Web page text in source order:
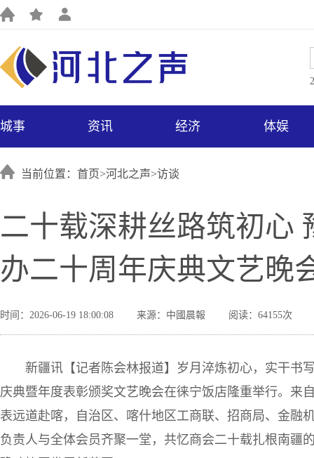
城事 资讯 经济 体娱
当前位置：首页>河北之声>访谈
二十载深耕丝路筑初心
办二十周年庆典文艺晚
时间：2026-06-19 18:00:08 来源：中國晨報 阅读：64155次
新疆讯【记者陈会林报道】岁月淬炼初心，实干书
庆典暨年度表彰颁奖文艺晚会在徕宁饭店隆重举行。来
表远道赴喀，自治区、喀什地区工商联、招商局、金融
负责人与全体会员齐聚一堂，共忆商会二十载扎根南疆